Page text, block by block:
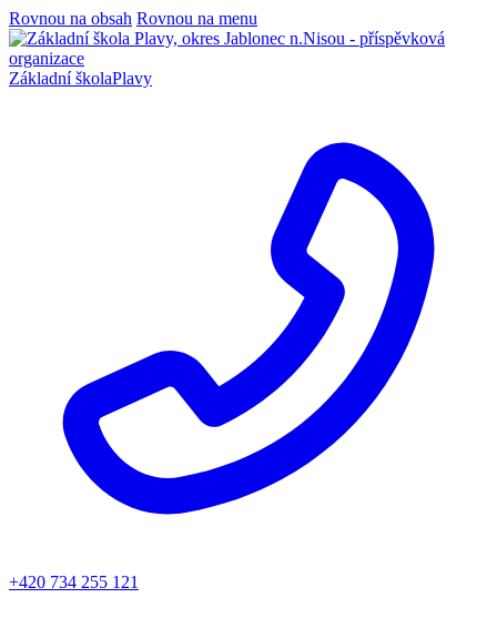
Rovnou na obsah Rovnou na menu
Základní školaPlavy
+420 734 255 121